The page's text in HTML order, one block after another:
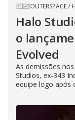
OUTERSPACE/
Halo
o
Evolved
As demissões
Studios, ex-343
equipe logo após